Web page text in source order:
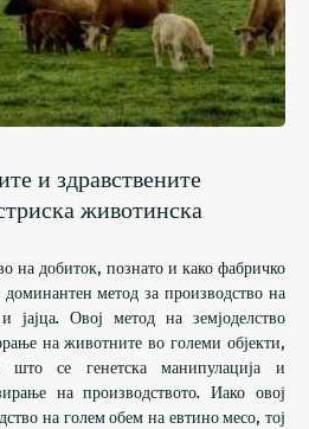
и здравствените
животинска
на добиток, познато и како фабричко
метод за производство на
Овој метод на земјоделство
на животните во големи објекти,
што се генетска манипулација и
на производството. Иако овој
на голем обем на евтино месо, тој